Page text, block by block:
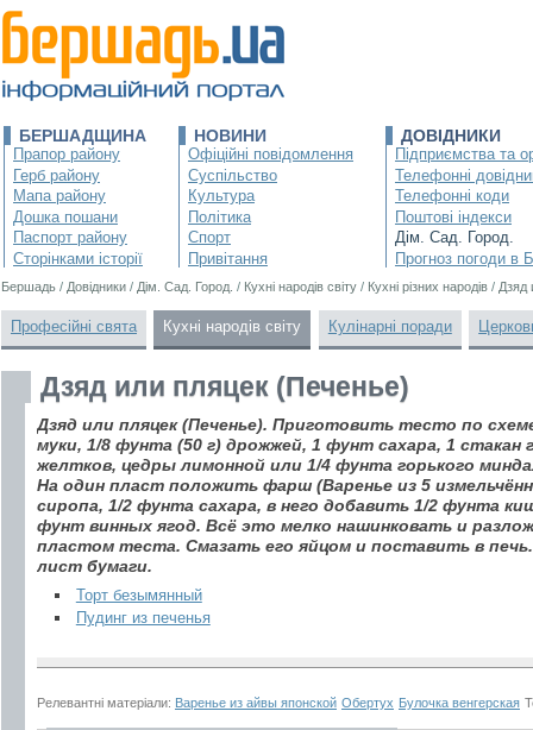
БЕРШАДЩИНА
Прапор району
Герб району
Мапа району
Дошка пошани
Паспорт району
Сторінками історії
НОВИНИ
Офіційні повідомлення
Суспільство
Культура
Політика
Спорт
Привітання
ДОВІДНИКИ
Підприємства та
Телефонні
Телефонні коди
Поштові індекси
Дім. Сад. Город.
Прогноз погоди в
Бершадь / Довідники / Дім. Сад. Город. / Кухні народів світу / Кухні різних народів / Дзяд
Професійні свята Кухні народів світу Кулінарні поради
Дзяд или пляцек (Печенье)
Дзяд или пляцек (Печенье). Приготовить тесто по
муки, 1/8 фунта (50 г) дрожжей, 1 фунт сахара, 1 стакан
желтков, цедры лимонной или 1/4 фунта горького
На один пласт положить фарш (Варенье из 5
сиропа, 1/2 фунта сахара, в него добавить 1/2 фунта
фунт винных ягод. Всё это мелко нашинковать и
пластом теста. Смазать его яйцом и поставить в
лист бумаги.
Торт безымянный
Пудинг из печенья
Релевантні матеріали: Варенье из айвы японской Обертух Булочка венгерская